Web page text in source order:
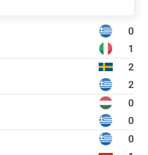
0
1
2
2
0
0
0